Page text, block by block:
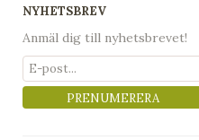
NYHETSBREV
Anmäl dig till nyhetsbrevet!
PRENUMERERA